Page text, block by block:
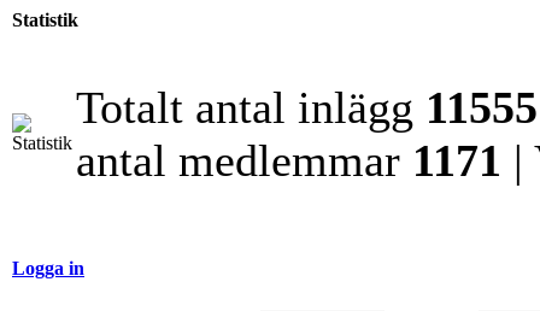
Statistik
Totalt antal inlägg
antal medlemmar 1171 |
Logga in